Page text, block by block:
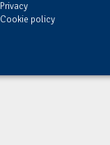
Privacy
Cookie policy